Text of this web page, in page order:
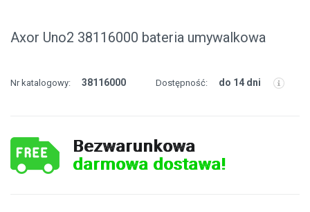
Axor Uno2 38116000 bateria umywalkowa
Nr katalogowy: 38116000 Dostępność: do 14 dni
Bezwarunkowa
darmowa dostawa!